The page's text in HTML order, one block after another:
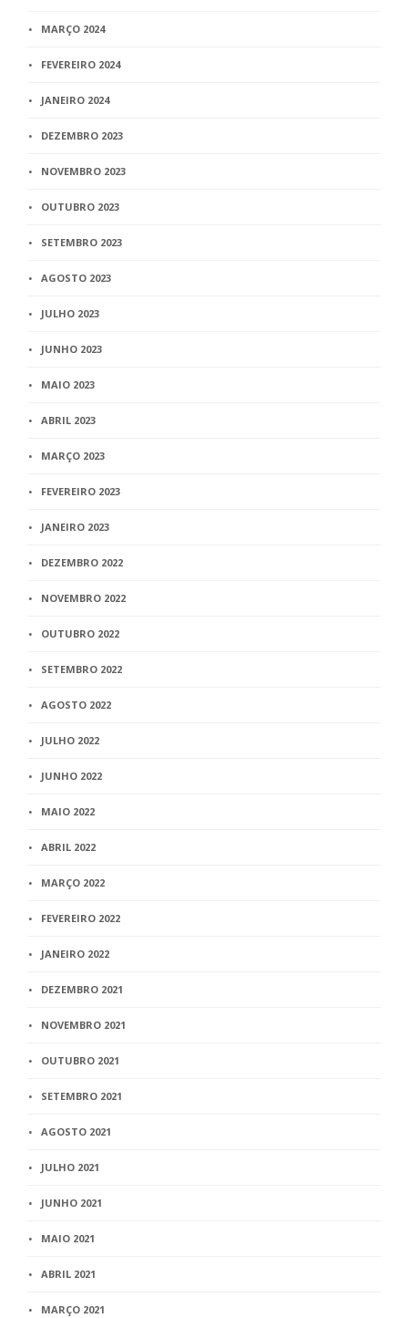
MARÇO 2024
FEVEREIRO 2024
JANEIRO 2024
DEZEMBRO 2023
NOVEMBRO 2023
OUTUBRO 2023
SETEMBRO 2023
AGOSTO 2023
JULHO 2023
JUNHO 2023
MAIO 2023
ABRIL 2023
MARÇO 2023
FEVEREIRO 2023
JANEIRO 2023
DEZEMBRO 2022
NOVEMBRO 2022
OUTUBRO 2022
SETEMBRO 2022
AGOSTO 2022
JULHO 2022
JUNHO 2022
MAIO 2022
ABRIL 2022
MARÇO 2022
FEVEREIRO 2022
JANEIRO 2022
DEZEMBRO 2021
NOVEMBRO 2021
OUTUBRO 2021
SETEMBRO 2021
AGOSTO 2021
JULHO 2021
JUNHO 2021
MAIO 2021
ABRIL 2021
MARÇO 2021